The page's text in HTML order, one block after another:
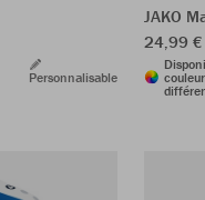
Personnalisable
JAKO
24,99 €